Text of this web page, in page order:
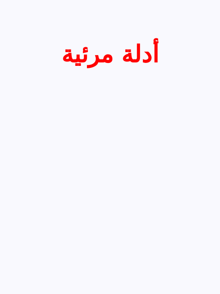
أدلة مرئية